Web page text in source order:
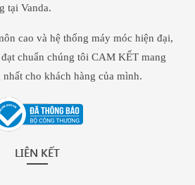
tại Vanda.
cao và hệ thống máy móc hiện đại,
chuẩn chúng tôi CAM KẾT mang
cho khách hàng của mình.
LIÊN KẾT